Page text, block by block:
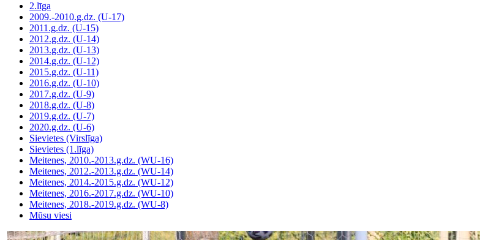
2.līga
2009.-2010.g.dz. (U-17)
2011.g.dz. (U-15)
2012.g.dz. (U-14)
2013.g.dz. (U-13)
2014.g.dz. (U-12)
2015.g.dz. (U-11)
2016.g.dz. (U-10)
2017.g.dz. (U-9)
2018.g.dz. (U-8)
2019.g.dz. (U-7)
2020.g.dz. (U-6)
Sievietes (Virslīga)
Sievietes (1.līga)
Meitenes, 2010.-2013.g.dz. (WU-16)
Meitenes, 2012.-2013.g.dz. (WU-14)
Meitenes, 2014.-2015.g.dz. (WU-12)
Meitenes, 2016.-2017.g.dz. (WU-10)
Meitenes, 2018.-2019.g.dz. (WU-8)
Mūsu viesi